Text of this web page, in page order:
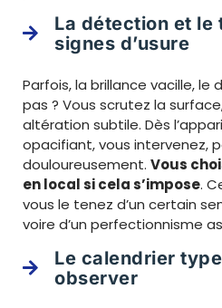
La détection et le
signes d’usure
Parfois, la brillance vacille, le
pas ? Vous scrutez la
altération subtile. Dès
opacifiant, vous intervenez,
douloureusement. Vous
en local si cela s’impose.
vous le tenez d’un certain
voire d’un perfectionnisme
Le calendrier
observer